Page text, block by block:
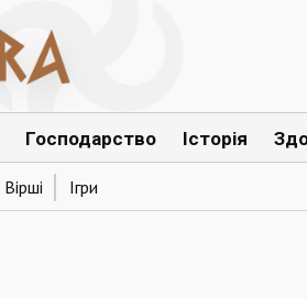
Господарство Історія
Вірші Ігри